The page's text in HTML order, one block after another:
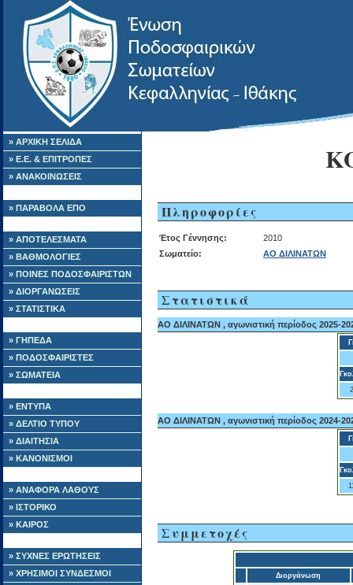
» ΑΡΧΙΚΗ ΣΕΛΙΔΑ
» Ε.Ε. & ΕΠΙΤΡΟΠΕΣ
» ΑΝΑΚΟΙΝΩΣΕΙΣ
» ΠΑΡΑΒΟΛΑ ΕΠΟ
» ΑΠΟΤΕΛΕΣΜΑΤΑ
» ΒΑΘΜΟΛΟΓΙΕΣ
» ΠΟΙΝΕΣ ΠΟΔΟΣΦΑΙΡΙΣΤΩΝ
» ΔΙΟΡΓΑΝΩΣΕΙΣ
» ΣΤΑΤΙΣΤΙΚΑ
» ΓΗΠΕΔΑ
» ΠΟΔΟΣΦΑΙΡΙΣΤΕΣ
» ΣΩΜΑΤΕΙΑ
» ΕΝΤΥΠΑ
» ΔΕΛΤΙΟ ΤΥΠΟΥ
» ΔΙΑΙΤΗΣΙΑ
» ΚΑΝΟΝΙΣΜΟΙ
» ΑΝΑΦΟΡΑ ΛΑΘΟΥΣ
» ΙΣΤΟΡΙΚΟ
» ΚΑΙΡΟΣ
» ΣΥΧΝΕΣ ΕΡΩΤΗΣΕΙΣ
» ΧΡΗΣΙΜΟΙ ΣΥΝΔΕΣΜΟΙ
Πληροφορίες
Έτος Γέννησης:
2010
Σωματείο:
ΑΟ ΔΙΛΙΝΑΤΩΝ
Στατιστικά
ΑΟ ΔΙΛΙΝΑΤΩΝ , αγωνιστική περίοδος 2025-
ΑΟ ΔΙΛΙΝΑΤΩΝ , αγωνιστική περίοδος 2024-
Συμμετοχές
Διοργάνωση